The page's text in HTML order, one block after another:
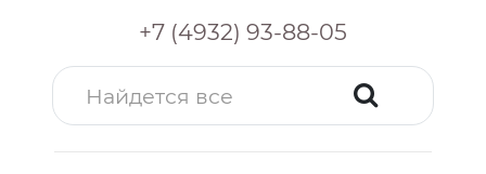
+7 (4932) 93-88-05